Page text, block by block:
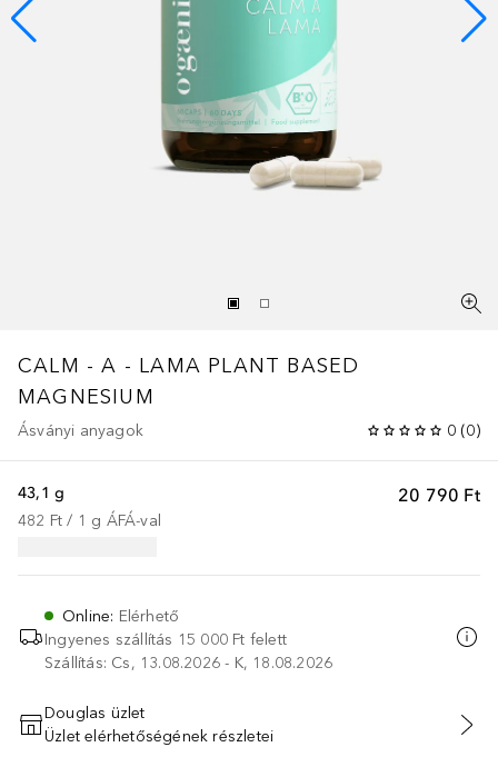
CALM - A - LAMA PLANT BASED
MAGNESIUM
Ásványi anyagok 0 (0)
20 790 Ft
43,1 g
482 Ft / 1 g ÁFÁ-val
Online: Elérhető
Ingyenes szállítás 15 000 Ft felett
Szállítás: Cs, 13.08.2026 - K, 18.08.2026
KOSÁRBA HELYEZÉS
Douglas üzlet
Üzlet elérhetőségének részletei